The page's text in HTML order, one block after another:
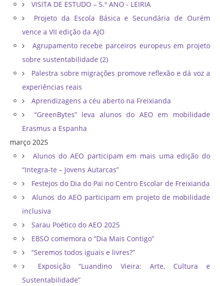
VISITA DE ESTUDO – 5.º ANO - LEIRIA
Projeto da Escola Básica e Secundária de Ourém
vence a VII edição da AJO
Agrupamento recebe parceiros europeus em projeto
sobre sustentabilidade (2)
Palestra sobre migrações promove reflexão e dá voz a
experiências reais
Aprendizagens a céu aberto na Freixianda
“GreenBytes” leva alunos do AEO em mobilidade
Erasmus a Espanha
março 2025
Alunos do AEO participam em mais uma edição do
“Integra-te – Jovens Autarcas”
Festejos do Dia do Pai no Centro Escolar de Freixianda
Alunos do AEO participam em projeto de mobilidade
inclusiva
Sarau Poético do AEO 2025
EBSO comemora o “Dia Mais Contigo”
“Seremos todos iguais e livres?”
Exposição “Luandino Vieira: Arte, Cultura e
Sustentabilidade”